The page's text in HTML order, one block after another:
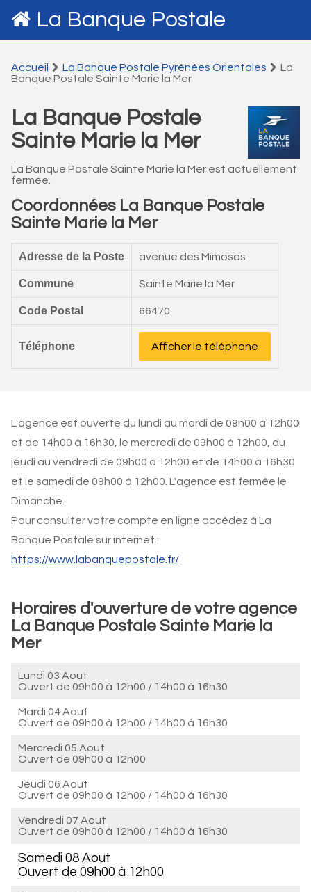
La Banque Postale
Accueil La Banque Postale Pyrénées Orientales
La
Banque Postale Sainte Marie la Mer
La Banque Postale
Sainte Marie la Mer
La Banque Postale Sainte Marie la Mer est actuellement
fermée.
Coordonnées La Banque Postale
Sainte Marie la Mer
Adresse de la Poste avenue des Mimosas
Commune Sainte Marie la Mer
Code Postal 66470
Téléphone Afficher le téléphone
L'agence est ouverte du lundi au mardi de 09h00 à 12h00
et de 14h00 à 16h30, le mercredi de 09h00 à 12h00, du
jeudi au vendredi de 09h00 à 12h00 et de 14h00 à 16h30
et le samedi de 09h00 à 12h00. L'agence est fermée le
Dimanche.
Pour consulter votre compte en ligne accédez à La
Banque Postale sur internet :
https://www.labanquepostale.fr/
Horaires d'ouverture de votre agence
La Banque Postale Sainte Marie la
Mer
Lundi 03 Aout
Ouvert de 09h00 à 12h00 / 14h00 à 16h30
Mardi 04 Aout
Ouvert de 09h00 à 12h00 / 14h00 à 16h30
Mercredi 05 Aout
Ouvert de 09h00 à 12h00
Jeudi 06 Aout
Ouvert de 09h00 à 12h00 / 14h00 à 16h30
Vendredi 07 Aout
Ouvert de 09h00 à 12h00 / 14h00 à 16h30
Samedi 08 Aout
Ouvert de 09h00 à 12h00